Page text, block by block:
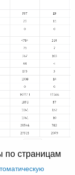
по страницам